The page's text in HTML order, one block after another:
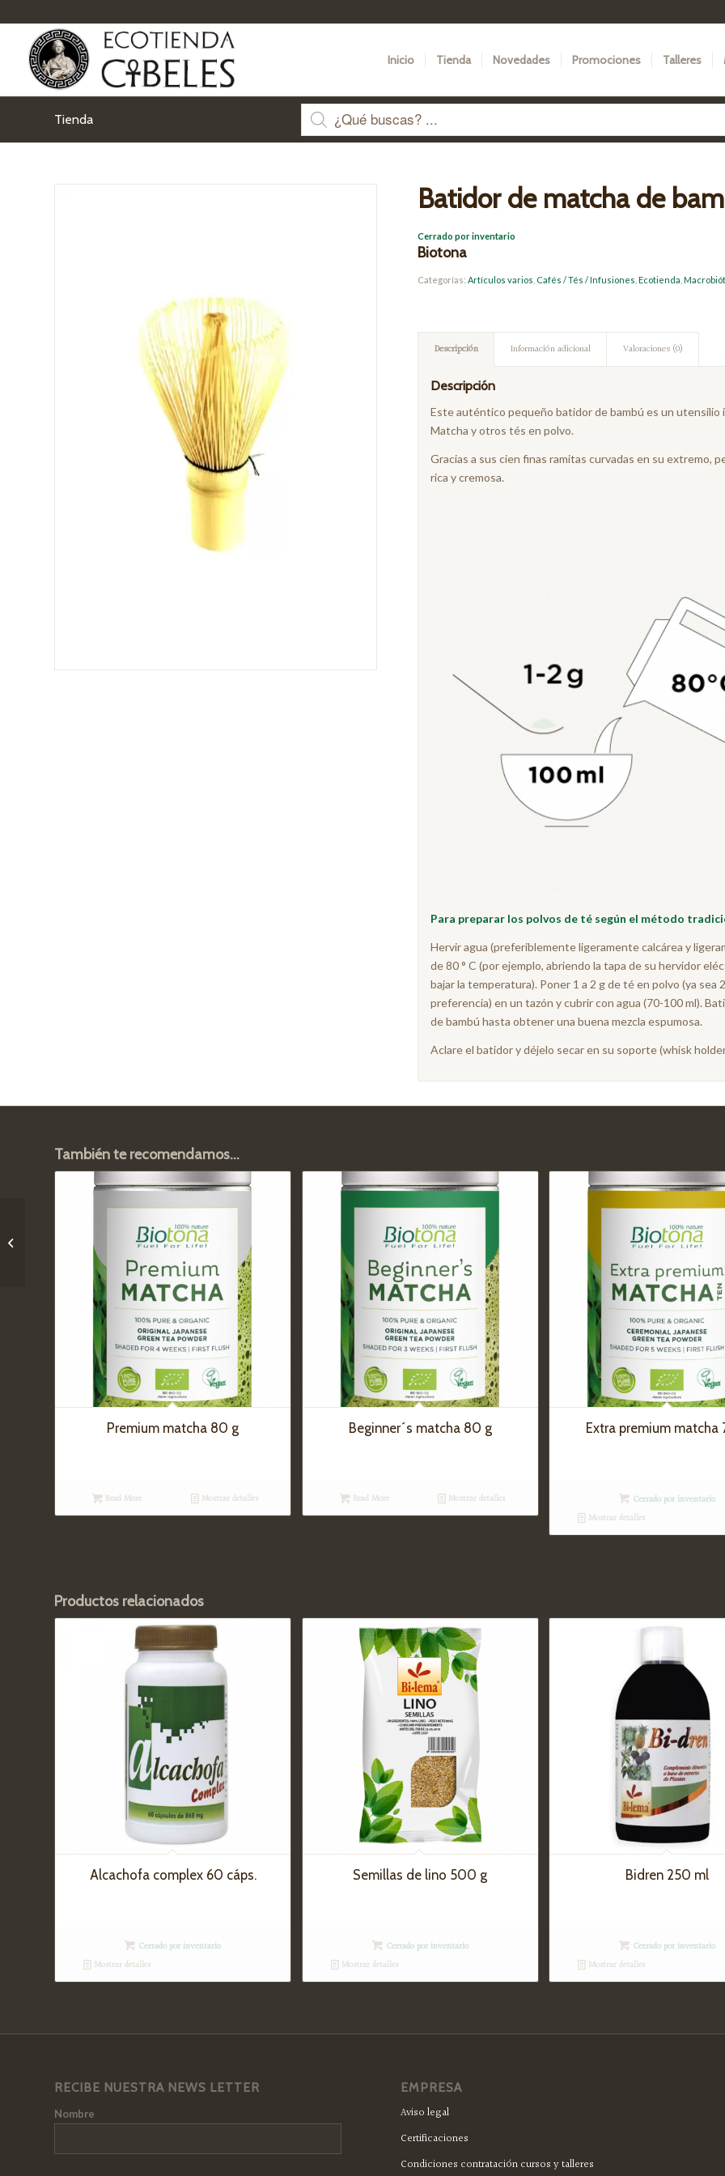
Inicio Tienda Novedades Promociones Talleres
Tienda
Batidor de matcha de
Cerrado por inventario
Biotona
Categorías:Artículos varios Cafés / Tés / Infusiones ,Ecotienda ,
Descripción Información adicional Valoraciones (0)
Descripción
Este auténtico pequeño batidor de bambú es un utensilio
Matcha y otros tés en polvo.
Gracias a sus cien finas ramitas curvadas en su extremo,
rica y cremosa.
Para preparar los polvos de té según el método
Hervir agua (preferiblemente ligeramente calcárea y
de 80 ° C (por ejemplo, abriendo la tapa de su hervidor
bajar la temperatura). Poner 1 a 2 g de té en polvo (ya
preferencia) en un tazón y cubrir con agua (70-100 ml).
de bambú hasta obtener una buena mezcla espumosa.
Aclare el batidor y déjelo secar en su soporte (whisk
También te recomendamos…
Premium matcha 80 g
Read More Mostrar detalles
Beginner´s matcha 80 g
Read More Mostrar detalles
Extra premium matcha
Cerrado por inventario
Mostrar detalles
Productos relacionados
Alcachofa complex 60 cáps.
Cerrado por inventario
Mostrar detalles
Semillas de lino 500 g
Cerrado por inventario
Mostrar detalles
Bidren 250 ml
Cerrado por inventario
Mostrar detalles
RECIBE NUESTRA NEWS LETTER
Nombre
EMPRESA
Aviso legal
Certificaciones
Condiciones contratación cursos y talleres
blancas 330 g